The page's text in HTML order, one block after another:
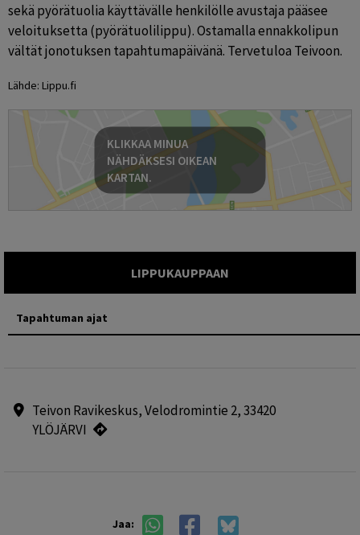
sekä pyörätuolia käyttävälle henkilölle avustaja pääsee
veloituksetta (pyörätuolilippu). Ostamalla ennakkolipun
vältät jonotuksen tapahtumapäivänä. Tervetuloa Teivoon.
Lähde: Lippu.fi
KLIKKAA MINUA
NÄHDÄKSESI OIKEAN
KARTAN.
LIPPUKAUPPAAN
Tapahtuman ajat
Teivon Ravikeskus, Velodromintie 2, 33420
YLÖJÄRVI
Jaa: